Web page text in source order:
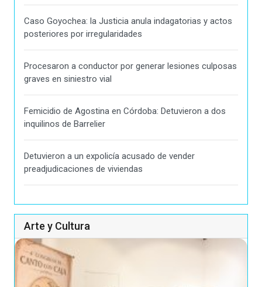
Caso Goyochea: la Justicia anula indagatorias y actos
posteriores por irregularidades
Procesaron a conductor por generar lesiones culposas
graves en siniestro vial
Femicidio de Agostina en Córdoba: Detuvieron a dos
inquilinos de Barrelier
Detuvieron a un expolicía acusado de vender
preadjudicaciones de viviendas
Arte y Cultura